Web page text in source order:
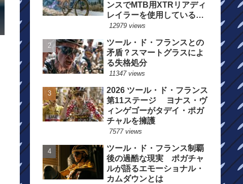
ンスでMTB用XTRリアディ
レイラーを使用しているの
か？
12979 views
ツール・ド・フランスとの
矛盾？スマートグラスによ
る失格処分
11347 views
2026 ツール・ド・フランス
第11ステージ ヨナス・ヴ
ィンゲゴーがタデイ・ポガ
チャルを擁護
7577 views
ツール・ド・フランス制覇
後の過酷な現実 ポガチャ
ルが語るエモーショナル・
カムダウンとは